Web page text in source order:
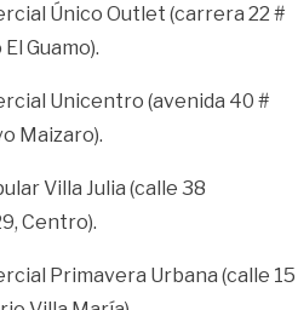
Único Outlet (carrera 22 #
Guamo).
Unicentro (avenida 40 #
Maizaro).
Villa Julia (calle 38
Centro).
Primavera Urbana (calle 15